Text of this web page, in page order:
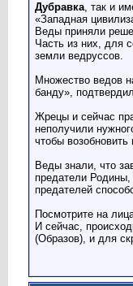
Дубравка, так и
«Западная
Веды приняли
Часть из них, для
земли ведруссов.
Множество ведов
банду»,
Жрецы и сейчас
неполучили
чтобы возобновить
Веды знали, что
предатели Родины,
предателей
Посмотрите на
И сейчас,
(Образов), и для